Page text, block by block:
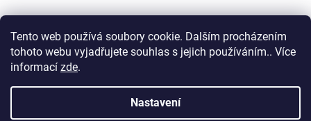
Tento web používá soubory cookie. Dalším procházením
tohoto webu vyjadřujete souhlas s jejich používáním.. Více
informací zde.
Nastavení
Instagram
Vytvořil Shoptet